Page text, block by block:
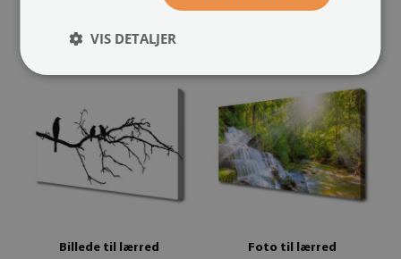
449.00 kr.
Billede til lærred
Foto til lærred
VIS DETALJER